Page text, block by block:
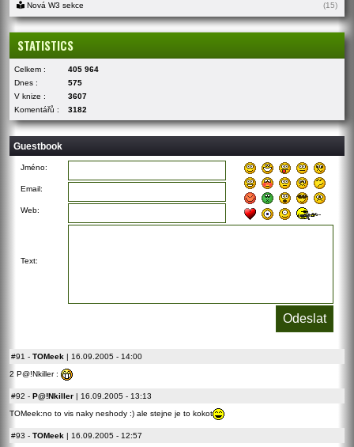
Nová W3 sekce
(15)
STATISTICS
Celkem :
405 964
Dnes :
575
V knize :
3607
Komentářů :
3182
Guestbook
Jméno:
Email:
Web:
Text:
#91 - TOMeek | 16.09.2005 - 14:00
2 P@!Nkiller :
#92 - P@!Nkiller | 16.09.2005 - 13:13
TOMeek:no to vis naky neshody :) ale stejne je to kokot
#93 - TOMeek | 16.09.2005 - 12:57